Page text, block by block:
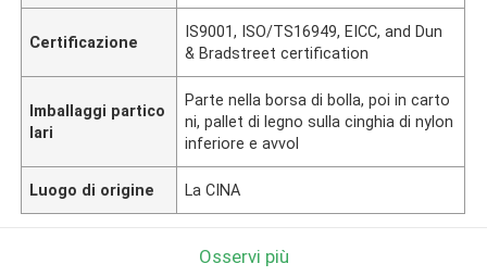
Certificazione
IS9001, ISO/TS16949, EICC, and Dun
& Bradstreet certification
Imballaggi partico
lari
Parte nella borsa di bolla, poi in carto
ni, pallet di legno sulla cinghia di nylon
inferiore e avvol
Luogo di origine La CINA
Osservi più